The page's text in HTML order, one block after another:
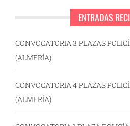
ENTRADAS
CONVOCATORIA 3 PLAZAS
(ALMERÍA)
CONVOCATORIA 4 PLAZAS
(ALMERÍA)